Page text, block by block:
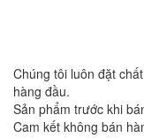
Chúng tôi luôn đặt
hàng đầu.
Sản phẩm trước khi
Cam kết không bán